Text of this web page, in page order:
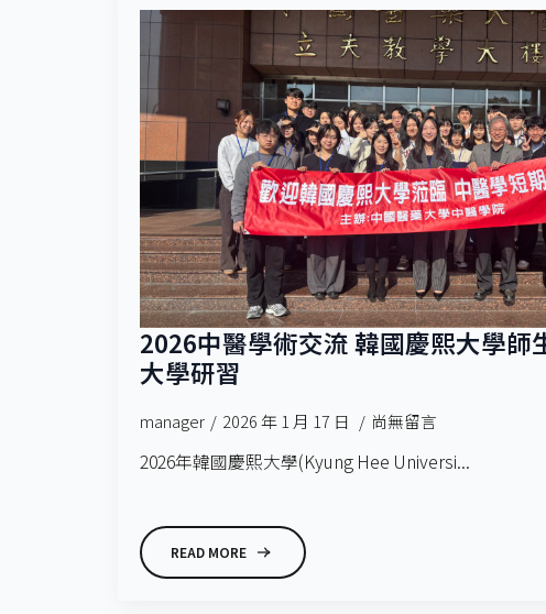
2026中醫學術交流 韓國慶熙大學師
大學研習
manager 2026 年 1 月 17 日 尚無留言
2026年韓國慶熙大學(Kyung Hee Universi...
READ MORE